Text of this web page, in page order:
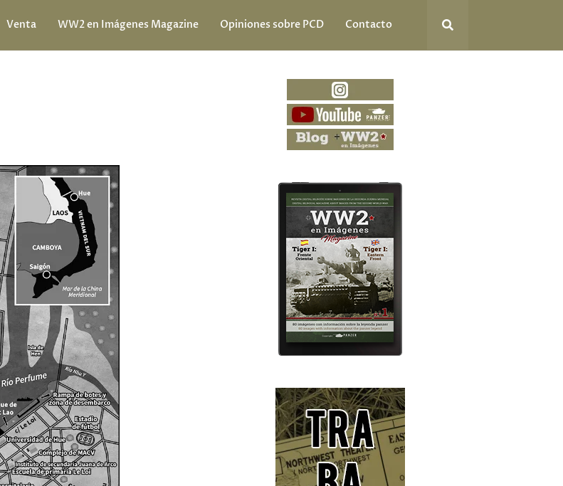
Venta WW2 en Imágenes Magazine Opiniones sobre PCD Contacto